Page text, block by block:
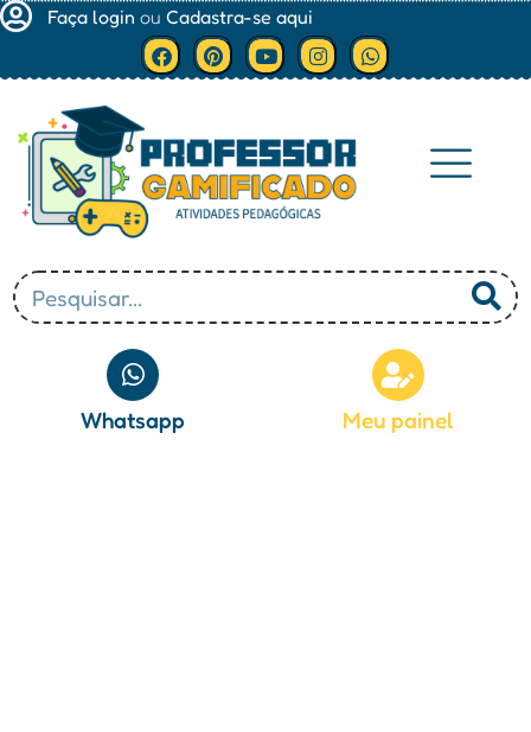
Faça login ou Cadastra-se aqui
Whatsapp Meu painel